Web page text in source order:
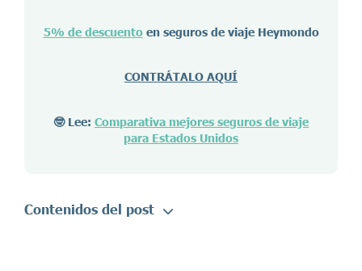
5% de descuentoen seguros de viaje Heymondo
CONTRÁTALO AQUÍ
🤓 Lee: Comparativa mejores seguros de viaje
para Estados Unidos
Contenidos del post